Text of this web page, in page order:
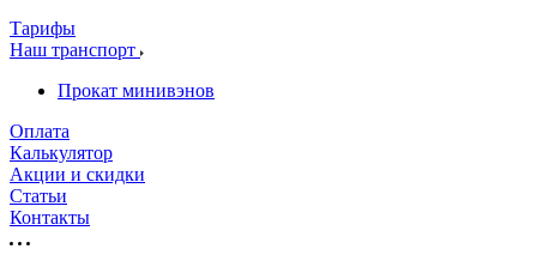
Тарифы
Наш транспорт
Прокат минивэнов
Оплата
Калькулятор
Акции и скидки
Статьи
Контакты